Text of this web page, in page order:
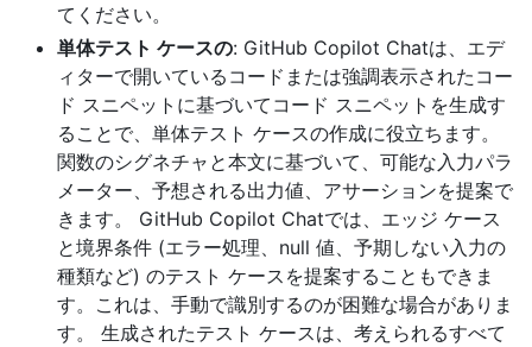
てください。
単体テスト ケースの: GitHub Copilot Chatは、エデ
ィターで開いているコードまたは強調表示されたコー
ド スニペットに基づいてコード スニペットを生成す
ることで、単体テスト ケースの作成に役立ちます。
関数のシグネチャと本文に基づいて、可能な入力パラ
メーター、予想される出力値、アサーションを提案で
きます。 GitHub Copilot Chatでは、エッジ ケース
と境界条件 (エラー処理、null 値、予期しない入力の
種類など) のテスト ケースを提案することもできま
す。これは、手動で識別するのが困難な場合がありま
す。 生成されたテスト ケースは、考えられるすべて